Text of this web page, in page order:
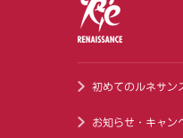
初めてのルネサン
お知らせ・キャン